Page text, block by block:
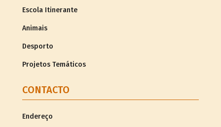
Escola Itinerante
Animais
Desporto
Projetos Temáticos
CONTACTO
Endereço